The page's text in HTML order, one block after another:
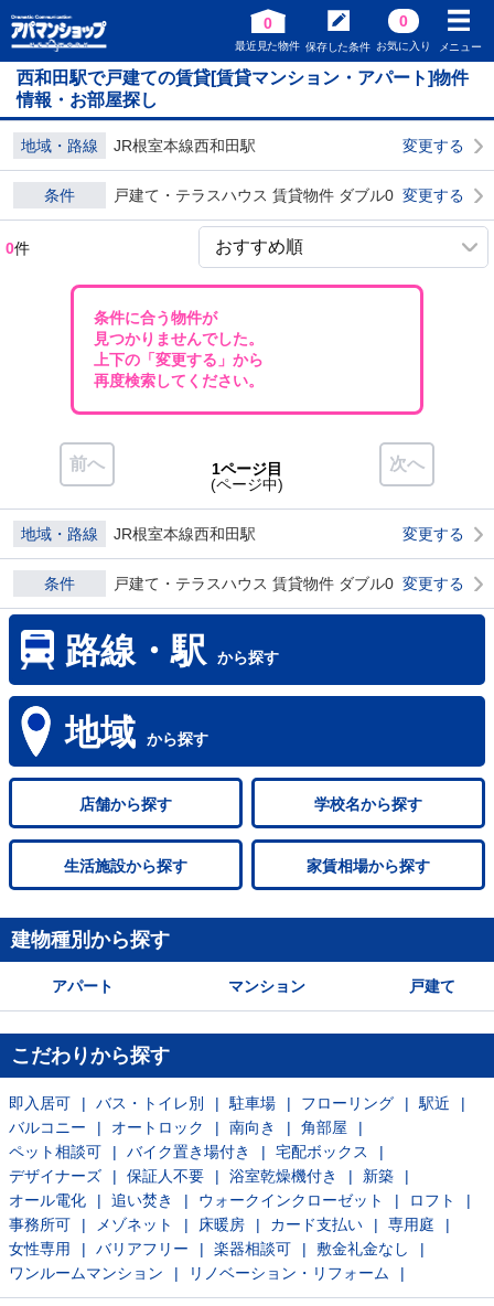
0
最近見た物件 保存した条件
0
お気に入り メニュー
西和田駅で戸建ての賃貸[賃貸マンション・アパート]物件
情報・お部屋探し
地域・路線 JR根室本線西和田駅 変更する
条件 戸建て・テラスハウス 賃貸物件 ダブル0 変更する
0件
条件に合う物件が
見つかりませんでした。
上下の「変更する」から
再度検索してください。
前へ 次へ
1ページ目
(ページ中)
地域・路線 JR根室本線西和田駅 変更する
条件 戸建て・テラスハウス 賃貸物件 ダブル0 変更する
路線・駅 から探す
地域 から探す
店舗から探す 学校名から探す
生活施設から探す 家賃相場から探す
建物種別から探す
アパート マンション 戸建て
こだわりから探す
即入居可 バス・トイレ別 駐車場 フローリング
駅近
バルコニー
オートロック 南向き
角部屋
ペット相談可
バイク置き場付き
宅配ボックス
デザイナーズ
保証人不要 浴室乾燥機付き
新築
オール電化
追い焚き ウォークインクローゼット
ロフト
事務所可
メゾネット 床暖房 カード支払い
専用庭
女性専用
バリアフリー 楽器相談可
敷金礼金なし
ワンルームマンション
リノベーション・リフォーム